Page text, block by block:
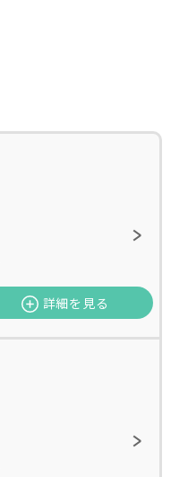
詳細を見る